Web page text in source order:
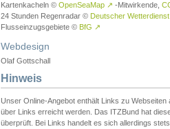
Kartenkacheln © OpenSeaMap ↗ -Mitwirkende,
24 Stunden Regenradar © Deutscher Wetterdienst
Flusseinzugsgebiete © BfG ↗
Webdesign
Olaf Gottschall
Hinweis
Unser Online-Angebot enthält Links zu
über Links erreicht werden. Das ITZBund hat
überprüft. Bei Links handelt es sich allerdings